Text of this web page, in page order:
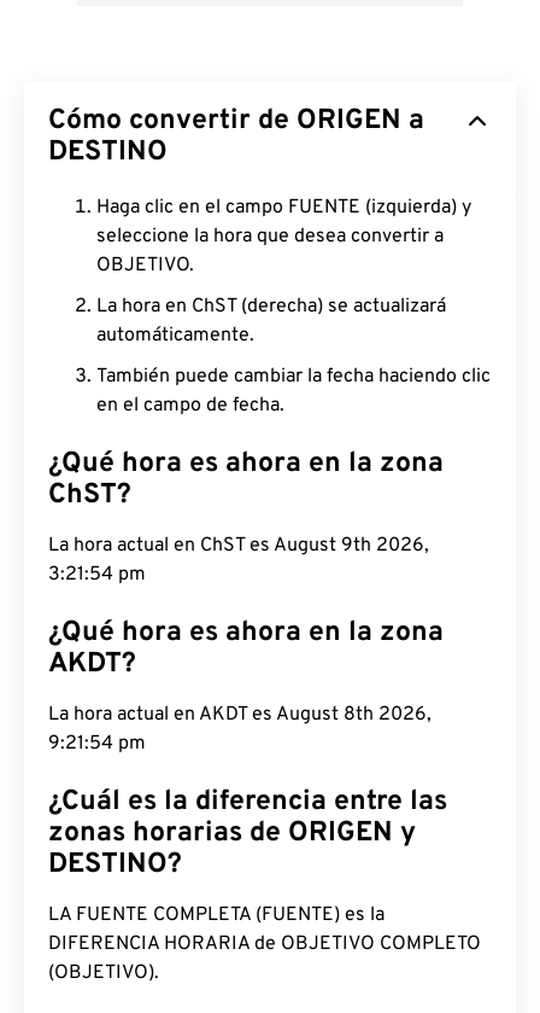
Cómo convertir de ORIGEN a
DESTINO
Haga clic en el campo FUENTE (izquierda) y
seleccione la hora que desea convertir a
OBJETIVO.
La hora en ChST (derecha) se actualizará
automáticamente.
También puede cambiar la fecha haciendo clic
en el campo de fecha.
¿Qué hora es ahora en la zona
ChST?
La hora actual en ChST es August 9th 2026,
3:21:55 pm
¿Qué hora es ahora en la zona
AKDT?
La hora actual en AKDT es August 8th 2026,
9:21:55 pm
¿Cuál es la diferencia entre las
zonas horarias de ORIGEN y
DESTINO?
LA FUENTE COMPLETA (FUENTE) es la
DIFERENCIA HORARIA de OBJETIVO COMPLETO
(OBJETIVO).